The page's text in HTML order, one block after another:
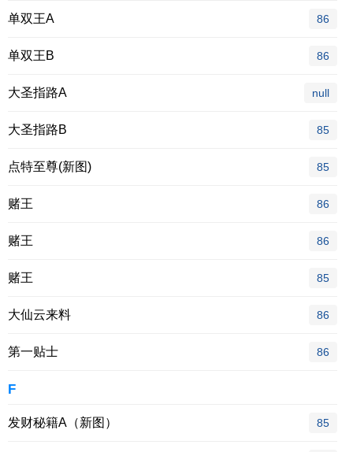
单双王A 86
单双王B 86
大圣指路A null
大圣指路B 85
点特至尊(新图) 85
赌王 86
赌王 86
赌王 85
大仙云来料 86
第一贴士 86
F
发财秘籍A（新图） 85